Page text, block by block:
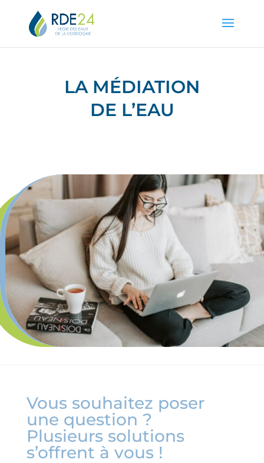
LA MÉDIATION
DE L’EAU
Vous souhaitez poser
une question ?
Plusieurs solutions
s’offrent à vous !